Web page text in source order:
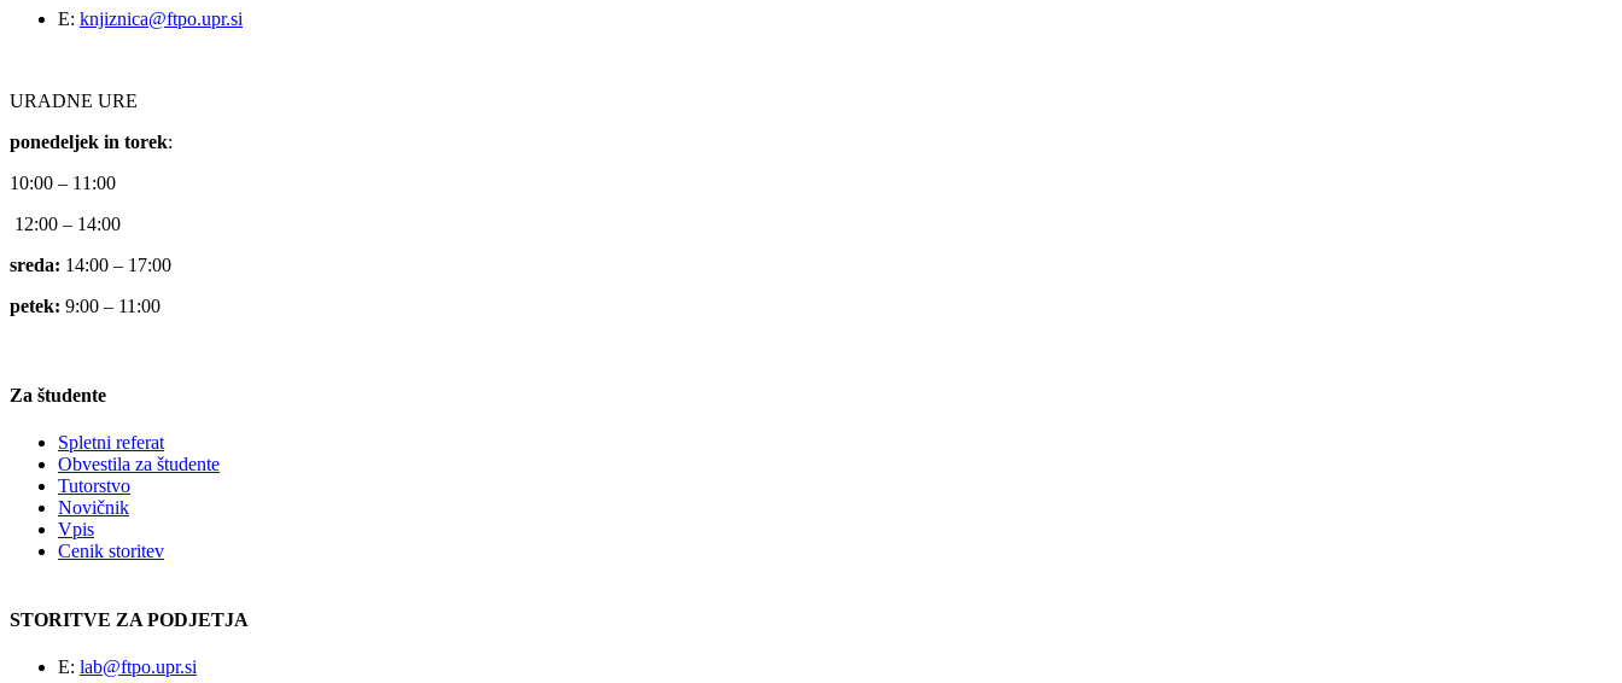
E: knjiznica@ftpo.upr.si
URADNE URE
ponedeljek in torek:
10:00 – 11:00
12:00 – 14:00
sreda: 14:00 – 17:00
petek: 9:00 – 11:00
Za študente
Spletni referat
Obvestila za študente
Tutorstvo
Novičnik
Vpis
Cenik storitev
STORITVE ZA PODJETJA
E: lab@ftpo.upr.si